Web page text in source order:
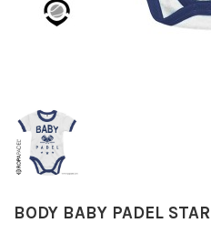
BODY BABY PADEL STAR